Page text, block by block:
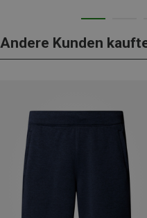
Andere Kunden